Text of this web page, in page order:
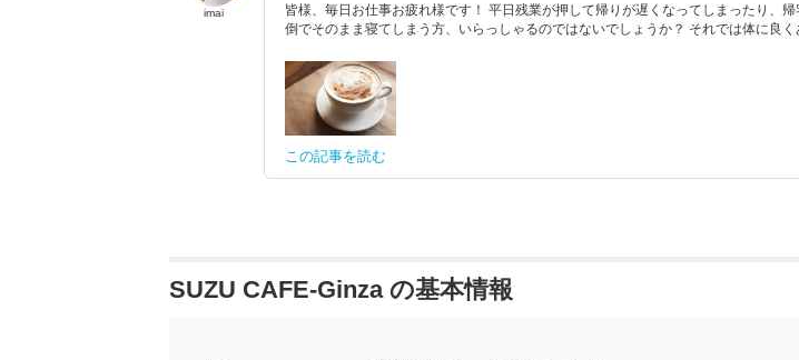
imai
皆様、毎日お仕事お疲れ様です！ 平日残業が押して帰りが遅くなってしまったり、
倒でそのまま寝てしまう方、いらっしゃるのではないでしょうか？ それでは体に良く
この記事を読む
SUZU CAFE-Ginza の基本情報